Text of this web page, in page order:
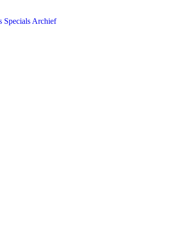
Specials Archief